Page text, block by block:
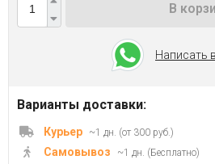
В
Написать
Варианты доставки:
Курьер ~1 дн. (от 300 руб.)
Самовывоз ~1 дн. (Бесплатно)